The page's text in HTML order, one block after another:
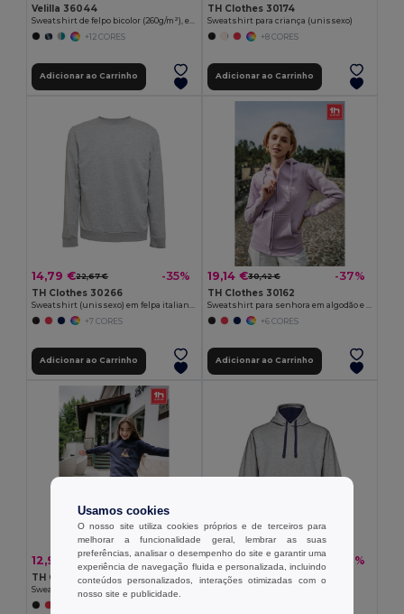
Velilla 36044
+12 CORES
Adicionar ao Carrinho
TH Clothes 30174
Sweatshirt para criança (unissexo)
+8 CORES
Adicionar ao Carrinho
14,79 €22,67 € -35%
TH Clothes 30266
+7 CORES
Adicionar ao Carrinho
19,14 €30,42 € -37%
TH Clothes 30162
+6 CORES
Adicionar ao Carrinho
12,90 € 16,94 € -24%
TH Clothes 30287
20,56 € 32,67 € -37%
TH Clothes 30189
Usamos cookies
O nosso site utiliza cookies próprios e de terceiros para
melhorar a funcionalidade geral, lembrar as suas
preferências, analisar o desempenho do site e garantir uma
experiência de navegação fluida e personalizada, incluindo
conteúdos personalizados, interações otimizadas com o
nosso site e publicidade.